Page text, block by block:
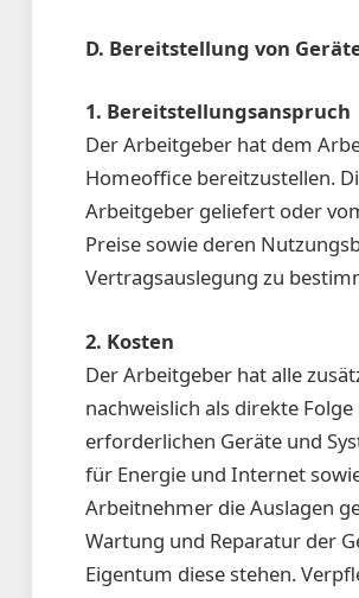
D. Bereitstellung von
1. Bereitstellungsanspruch
Der Arbeitgeber hat dem
Homeoffice bereitzustellen.
Arbeitgeber geliefert oder
Preise sowie deren
Vertragsauslegung zu
2. Kosten
Der Arbeitgeber hat alle
nachweislich als direkte
erforderlichen Geräte und
für Energie und Internet
Arbeitnehmer die Auslagen
Wartung und Reparatur der
Eigentum diese stehen.